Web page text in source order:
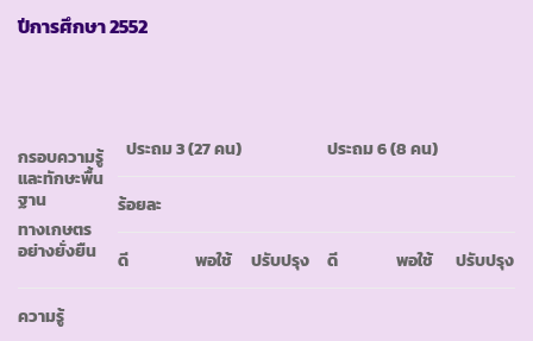
ปีการศึกษา2552
กรอบความรู้
และทักษะพื้น
ฐาน
ทางเกษตร
อย่างยั่งยืน
ประถม 3(27 คน) ประถม6 (8 คน)
ร้อยละ
ดี พอใช้ ปรับปรุง ดี พอใช้ ปรับปรุง
ความรู้